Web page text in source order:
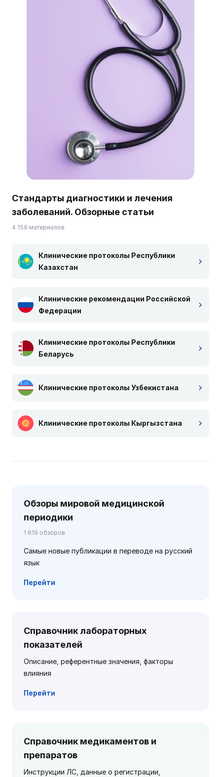
Стандарты диагностики и лечения
заболеваний. Обзорные статьи
4 159 материалов
Клинические протоколы Республики
Казахстан
Клинические рекомендации Российской
Федерации
Клинические протоколы Республики
Беларусь
Клинические протоколы Узбекистана
Клинические протоколы Кыргызстана
Обзоры мировой медицинской
периодики
1 619 обзоров
Самые новые публикации в переводе на русский
язык
Перейти
Справочник лабораторных
показателей
Описание, референтные значения, факторы
влияния
Перейти
Справочник медикаментов и
препаратов
Инструкции ЛС, данные о регистрации,